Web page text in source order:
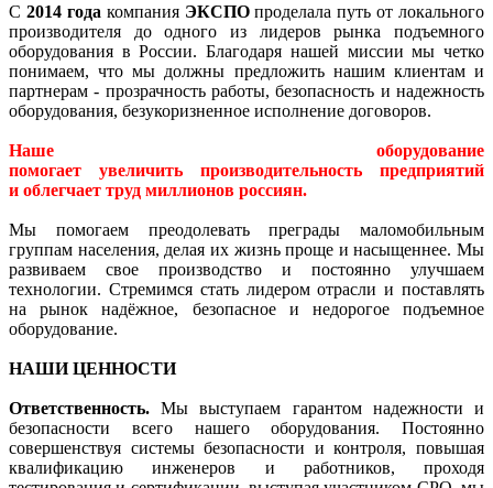
С 2014 года компания ЭКСПОпроделала путь от локального
производителя до одного из лидеров рынка подъемного
оборудования в России. Благодаря нашей миссии мы четко
понимаем, что мы должны предложить нашим клиентам и
партнерам - прозрачность работы, безопасность и надежность
оборудования, безукоризненное исполнение договоров.
Наше оборудование
помогает увеличить производительность предприятий
и облегчает труд миллионов россиян.
Мы помогаем преодолевать преграды маломобильным
группам населения, делая их жизнь проще и насыщеннее. Мы
развиваем свое производство и постоянно улучшаем
технологии. Стремимся стать лидером отрасли и поставлять
на рынок надёжное, безопасное и недорогое подъемное
оборудование.
НАШИ ЦЕННОСТИ
Ответственность. Мы выступаем гарантом надежности и
безопасности всего нашего оборудования. Постоянно
совершенствуя системы безопасности и контроля, повышая
квалификацию инженеров и работников, проходя